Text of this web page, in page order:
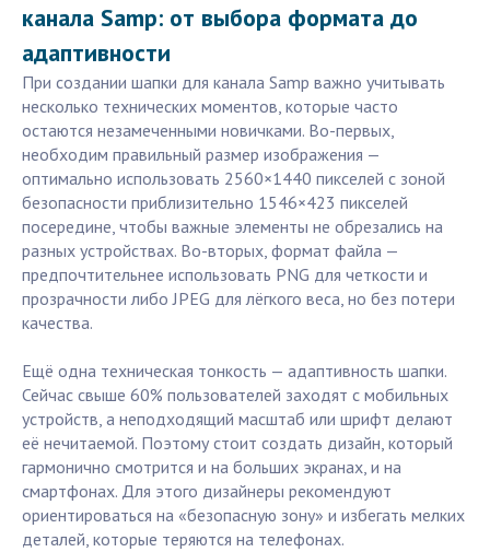
канала Samp: от выбора формата до
адаптивности
При создании шапки для канала Samp важно учитывать
несколько технических моментов, которые часто
остаются незамеченными новичками. Во-первых,
необходим правильный размер изображения —
оптимально использовать 2560×1440 пикселей с зоной
безопасности приблизительно 1546×423 пикселей
посередине, чтобы важные элементы не обрезались на
разных устройствах. Во-вторых, формат файла —
предпочтительнее использовать PNG для четкости и
прозрачности либо JPEG для лёгкого веса, но без потери
качества.
Ещё одна техническая тонкость — адаптивность шапки.
Сейчас свыше 60% пользователей заходят с мобильных
устройств, а неподходящий масштаб или шрифт делают
её нечитаемой. Поэтому стоит создать дизайн, который
гармонично смотрится и на больших экранах, и на
смартфонах. Для этого дизайнеры рекомендуют
ориентироваться на «безопасную зону» и избегать мелких
деталей, которые теряются на телефонах.